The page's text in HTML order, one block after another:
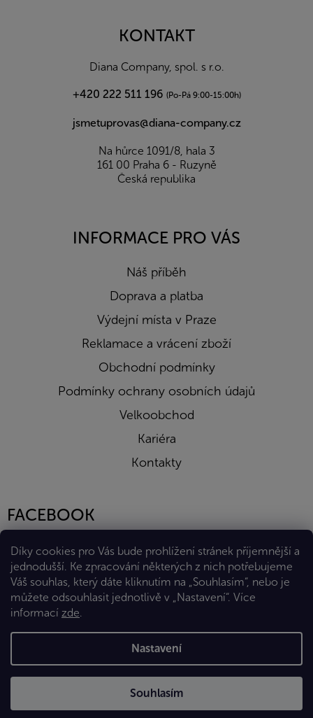
Díky cookies pro Vás bude prohlížení stránek příjemnější a
jednodušší. Ke zpracování některých z nich potřebujeme
Váš souhlas, který dáte kliknutím na „Souhlasím“, nebo je
můžete odsouhlasit jednotlivě v „Nastavení“. Více
informací zde.
Nastavení
Souhlasím
KONTAKT
Diana Company, spol. s r.o.
+420 222 511 196 (Po-Pá 9:00-15:00h)
jsmetuprovas@diana-company.cz
Na hůrce 1091/8, hala 3
161 00 Praha 6 - Ruzyně
Česká republika
INFORMACE PRO VÁS
Náš příběh
Doprava a platba
Výdejní místa v Praze
Reklamace a vrácení zboží
Obchodní podmínky
Podmínky ochrany osobních údajů
Velkoobchod
Kariéra
Kontakty
FACEBOOK
Vytvořil Shoptet Premium
Copyright 2026Eshop Diana Company, spol. s r.o.. Všechna
práva vyhrazena.